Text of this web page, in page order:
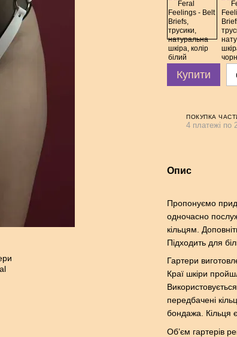
Купити
ПОКУПКА
4 платежі по
Опис
Пропонуємо
одночасно
кільцям.
Підходить для
Гартери
Краї шкіри
передбачені
бондажа. Кільця
Об’єм гартерів